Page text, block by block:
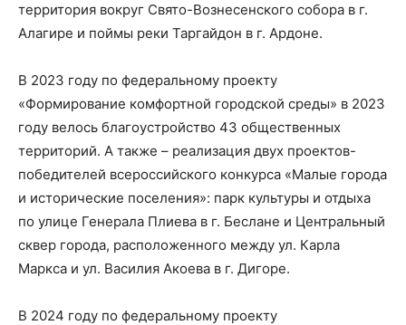
территория вокруг Свято-Вознесенского собора в г.
Алагире и поймы реки Таргайдон в г. Ардоне.
В 2023 году по федеральному проекту
«Формирование комфортной городской среды» в 2023
году велось благоустройство 43 общественных
территорий. А также – реализация двух проектов-
победителей всероссийского конкурса «Малые города
и исторические поселения»: парк культуры и отдыха
по улице Генерала Плиева в г. Беслане и Центральный
сквер города, расположенного между ул. Карла
Маркса и ул. Василия Акоева в г. Дигоре.
В 2024 году по федеральному проекту